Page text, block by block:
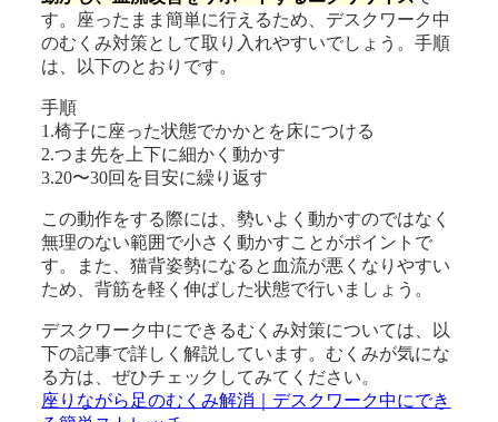
す。座ったまま簡単に行えるため、デスクワーク中
のむくみ対策として取り入れやすいでしょう。手順
は、以下のとおりです。
手順
1.椅子に座った状態でかかとを床につける
2.つま先を上下に細かく動かす
3.20〜30回を目安に繰り返す
この動作をする際には、勢いよく動かすのではなく
無理のない範囲で小さく動かすことがポイントで
す。また、猫背姿勢になると血流が悪くなりやすい
ため、背筋を軽く伸ばした状態で行いましょう。
デスクワーク中にできるむくみ対策については、以
下の記事で詳しく解説しています。むくみが気にな
る方は、ぜひチェックしてみてください。
座りながら足のむくみ解消｜デスクワーク中にでき